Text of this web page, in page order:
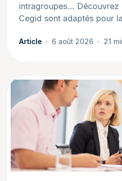
intragroupes... Découvrez
Cegid sont adaptés pour
Article 6 août 2026 21